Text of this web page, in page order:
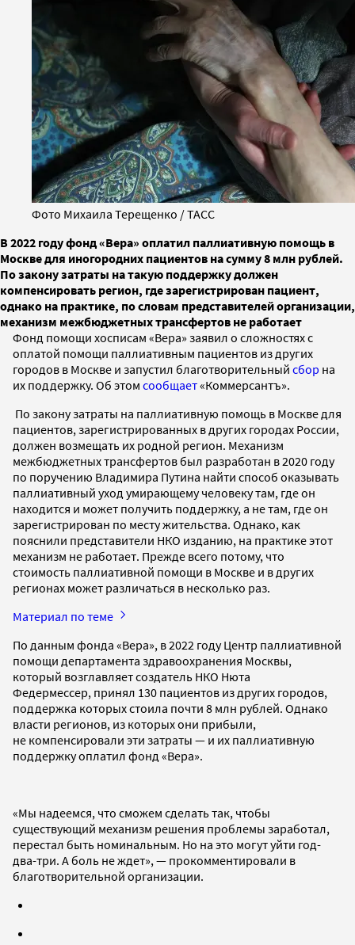
Фото Михаила Терещенко / ТАСС
В 2022 году фонд «Вера» оплатил паллиативную помощь в
Москве для иногородних пациентов на сумму 8 млн рублей.
По закону затраты на такую поддержку должен
компенсировать регион, где зарегистрирован пациент,
однако на практике, по словам представителей организации,
механизм межбюджетных трансфертов не работает
Фонд помощи хосписам «Вера» заявил о сложностях с
оплатой помощи паллиативным пациентов из других
городов в Москве и запустил благотворительный сбор на
их поддержку. Об этом сообщает«Коммерсантъ».
По закону затраты на паллиативную помощь в Москве для
пациентов, зарегистрированных в других городах России,
должен возмещать их родной регион. Механизм
межбюджетных трансфертов был разработан в 2020 году
по поручению Владимира Путина найти способ оказывать
паллиативный уход умирающему человеку там, где он
находится и может получить поддержку, а не там, где он
зарегистрирован по месту жительства. Однако, как
пояснили представители НКО изданию, на практике этот
механизм не работает. Прежде всего потому, что
стоимость паллиативной помощи в Москве и в других
регионах может различаться в несколько раз.
Материал по теме
По данным фонда «Вера», в 2022 году Центр паллиативной
помощи департамента здравоохранения Москвы,
который возглавляет создатель НКО Нюта
Федермессер, принял 130 пациентов из других городов,
поддержка которых стоила почти 8 млн рублей. Однако
власти регионов, из которых они прибыли,
не компенсировали эти затраты — и их паллиативную
поддержку оплатил фонд «Вера».
«Мы надеемся, что сможем сделать так, чтобы
существующий механизм решения проблемы заработал,
перестал быть номинальным. Но на это могут уйти год-
два-три. А боль не ждет», — прокомментировали в
благотворительной организации.